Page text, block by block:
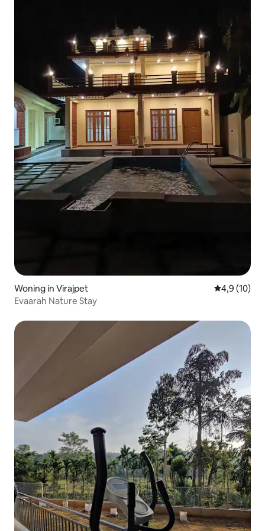
Woning in Virajpet
4,9 (10)
Evaarah Nature Stay